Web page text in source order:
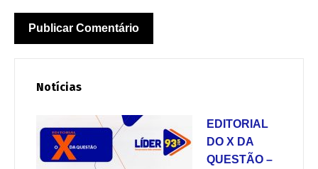
Notícias
EDITORIAL
DO X DA
QUESTÃO –